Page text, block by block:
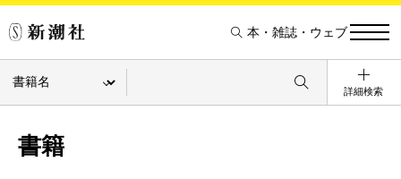
本・雑誌・ウェブ
詳細検索
書籍